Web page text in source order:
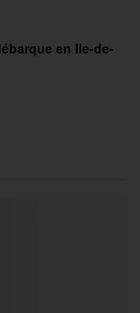
en Ile-de-